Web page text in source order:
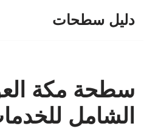
دليل سطحات
سطحة مكة
الشامل